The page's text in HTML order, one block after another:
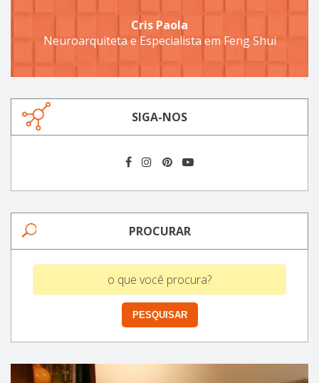
Cris Paola
Neuroarquiteta e Especialista em Feng Shui
SIGA-NOS
PROCURAR